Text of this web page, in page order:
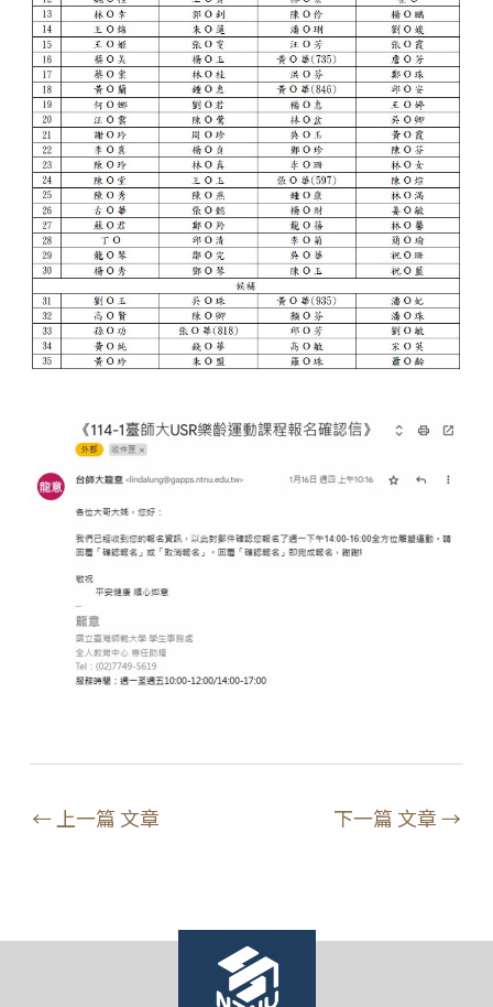
← 上一篇 文章 下一篇 文章→